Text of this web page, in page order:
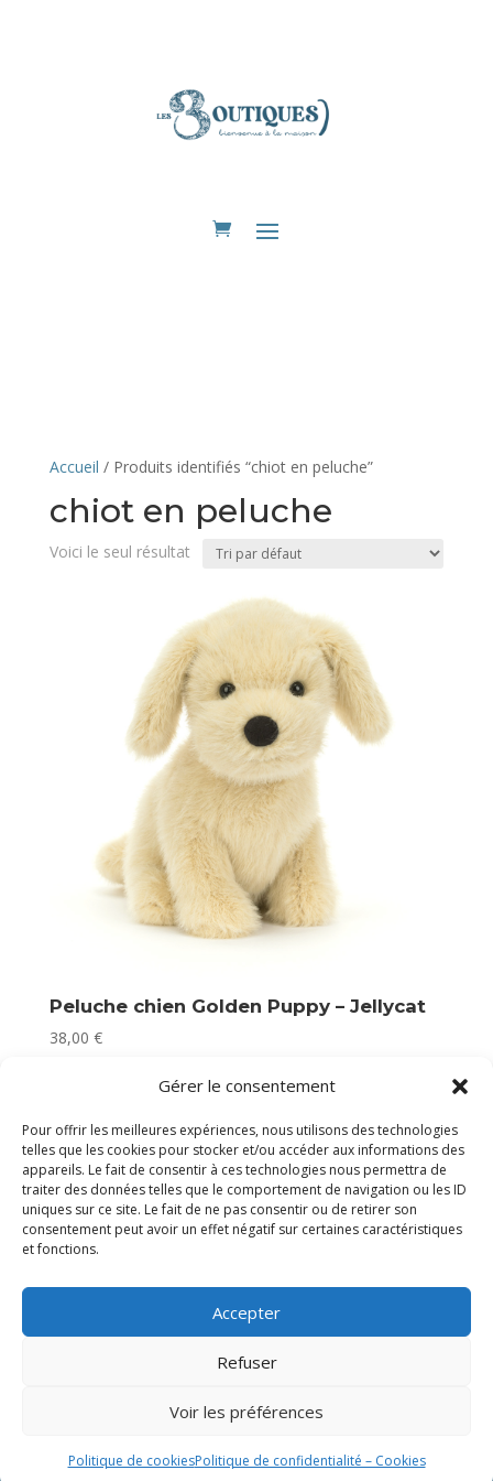
Gérer le consentement
Pour offrir les meilleures expériences, nous utilisons des technologies
telles que les cookies pour stocker et/ou accéder aux informations des
appareils. Le fait de consentir à ces technologies nous permettra de
traiter des données telles que le comportement de navigation ou les ID
uniques sur ce site. Le fait de ne pas consentir ou de retirer son
consentement peut avoir un effet négatif sur certaines caractéristiques
et fonctions.
Accepter
Refuser
Voir les préférences
Politique de cookiesPolitique de confidentialité – Cookies
Accueil / Produits identifiés “chiot en peluche”
chiot en peluche
Voici le seul résultat
Peluche chien Golden Puppy – Jellycat
38,00 €